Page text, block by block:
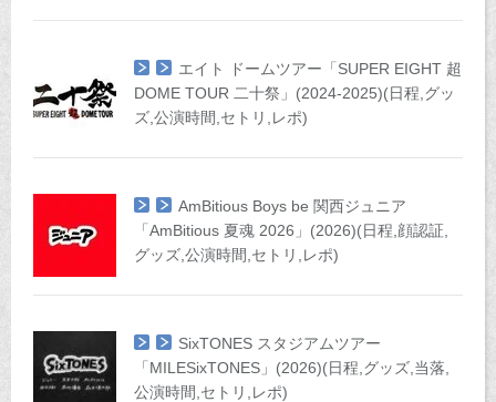
エイト ドームツアー「SUPER EIGHT 超
DOME TOUR 二十祭」(2024-2025)(日程,グッ
ズ,公演時間,セトリ,レポ)
AmBitious Boys be 関西ジュニア
「AmBitious 夏魂 2026」(2026)(日程,顔認証,
グッズ,公演時間,セトリ,レポ)
SixTONES スタジアムツアー
「MILESixTONES」(2026)(日程,グッズ,当落,
公演時間,セトリ,レポ)